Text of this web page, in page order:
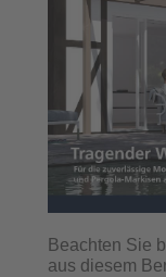
Beachten Sie
aus diesem